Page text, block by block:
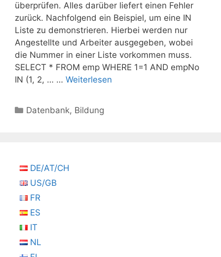
überprüfen. Alles darüber liefert einen Fehler
zurück. Nachfolgend ein Beispiel, um eine IN
Liste zu demonstrieren. Hierbei werden nur
Angestellte und Arbeiter ausgegeben, wobei
die Nummer in einer Liste vorkommen muss.
SELECT * FROM emp WHERE 1=1 AND empNo
IN (1, 2, … … Weiterlesen
Kategorien
Datenbank, Bildung
DE/AT/CH
US/GB
FR
ES
IT
NL